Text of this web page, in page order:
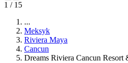
1 / 15
...
Meksyk
Riviera Maya
Cancun
Dreams Riviera Cancun Resort